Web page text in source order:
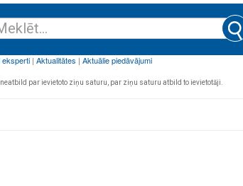
par ievietoto ziņu saturu, par ziņu saturu atbild to ievietotāji.